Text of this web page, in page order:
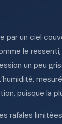
par un ciel
le
un peu
puisque la